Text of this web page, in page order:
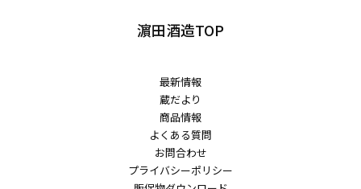
濵田酒造TOP
最新情報
蔵だより
商品情報
よくある質問
お問合わせ
プライバシーポリシー